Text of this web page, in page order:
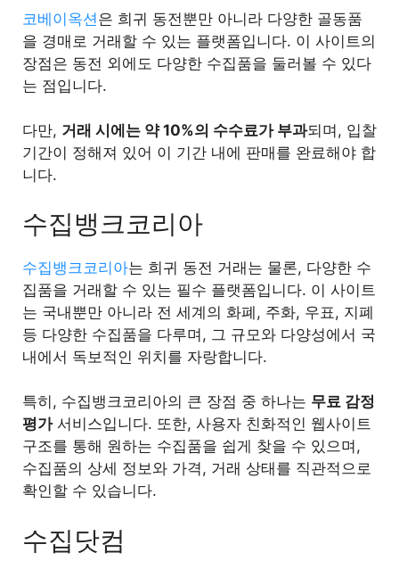
코베이옥션은 희귀 동전뿐만 아니라 다양한 골동품
을 경매로 거래할 수 있는 플랫폼입니다. 이 사이트의
장점은 동전 외에도 다양한 수집품을 둘러볼 수 있다
는 점입니다.
다만, 거래 시에는 약 10%의 수수료가 부과되며, 입찰
기간이 정해져 있어 이 기간 내에 판매를 완료해야 합
니다.
수집뱅크코리아
수집뱅크코리아는 희귀 동전 거래는 물론, 다양한 수
집품을 거래할 수 있는 필수 플랫폼입니다. 이 사이트
는 국내뿐만 아니라 전 세계의 화폐, 주화, 우표, 지폐
등 다양한 수집품을 다루며, 그 규모와 다양성에서 국
내에서 독보적인 위치를 자랑합니다.
특히, 수집뱅크코리아의 큰 장점 중 하나는 무료 감정
평가서비스입니다. 또한, 사용자 친화적인 웹사이트
구조를 통해 원하는 수집품을 쉽게 찾을 수 있으며,
수집품의 상세 정보와 가격, 거래 상태를 직관적으로
확인할 수 있습니다.
수집닷컴